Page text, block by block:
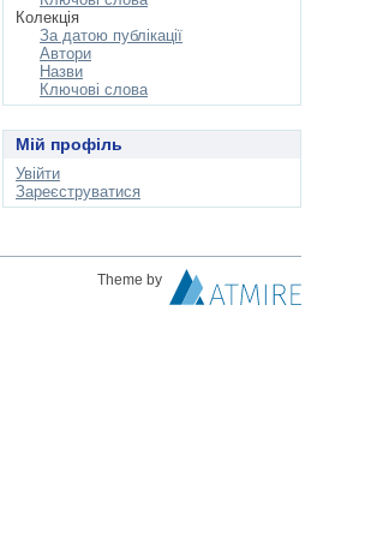
Колекція
За датою публікації
Автори
Назви
Ключові слова
Мій профіль
Увійти
Зареєструватися
Theme by